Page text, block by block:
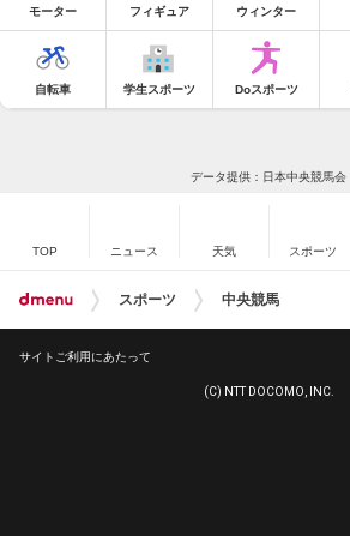
モーター フィギュア ウィンター
自転車 学生スポーツ Doスポーツ
データ提供：日本中央競馬会
TOP ニュース 天気 スポーツ
スポーツ 中央競馬
サイトご利用にあたって
(C) NTT DOCOMO, INC.